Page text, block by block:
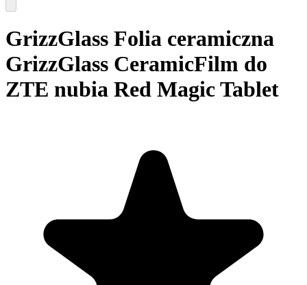
GrizzGlass Folia ceramiczna
GrizzGlass CeramicFilm do
ZTE nubia Red Magic Tablet